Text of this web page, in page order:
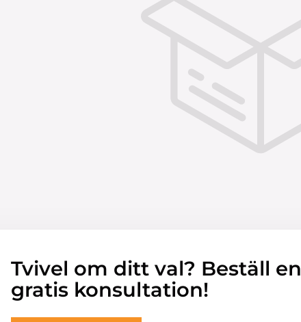
Tvivel om ditt val? Beställ en
gratis konsultation!